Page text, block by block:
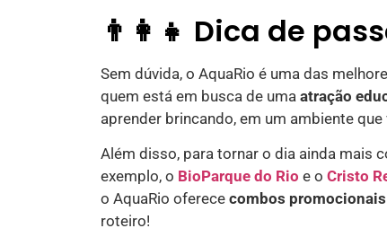
👨‍👩‍👧 Dica de
Sem dúvida, o AquaRio é uma das
quem está em busca de uma atração
aprender brincando, em um ambiente
Além disso, para tornar o dia ainda mais
exemplo, o BioParque do Rio e o Cristo
o AquaRio oferece combos promocionais
roteiro!